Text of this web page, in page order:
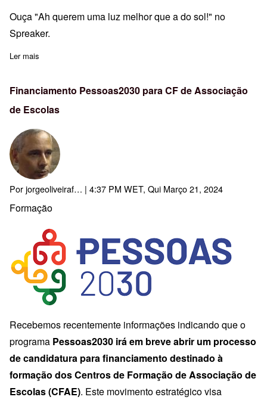
Ouça "Ah querem uma luz melhor que a do sol!" no
Spreaker.
Ler mais
Financiamento Pessoas2030 para CF de Associação
de Escolas
Porjorgeoliveiraf… | 4:37 PM WET, Qui Março 21, 2024
Formação
Recebemos recentemente informações indicando que o
programa Pessoas2030 irá em breve abrir um processo
de candidatura para financiamento destinado à
formação dos Centros de Formação de Associação de
Escolas (CFAE). Este movimento estratégico visa